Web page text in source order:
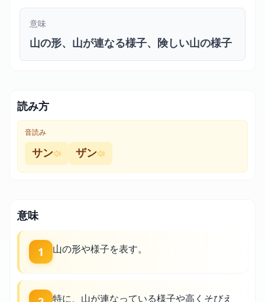
意味
山の形、山が連なる様子、険しい山の様子
読み方
音読み
サン ザン
意味
1 山の形や様子を表す。
特に、山が連なっている様子や高くそびえ